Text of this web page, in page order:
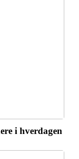
i hverdagen